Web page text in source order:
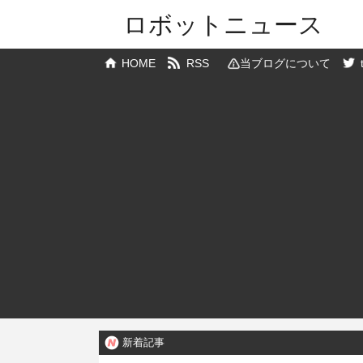
ロボットニュース
HOME RSS 当ブログについて
新着記事